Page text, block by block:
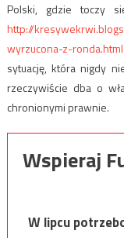
Polski, gdzie toczy
http://
wyrzucona-z-ronda.html
sytuację, która nigdy
rzeczywiście dba o
chronionymi prawnie.
Wspieraj
W lipcu